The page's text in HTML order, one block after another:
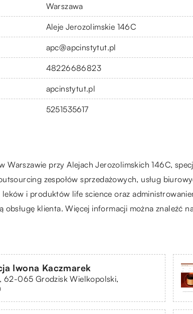
Warszawa
Aleje Jerozolimskie 146C
apc@apcinstytut.pl
48226686823
apcinstytut.pl
5251535617
Warszawie przy Alejach Jerozolimskich 146C,
zespołów sprzedażowych, usług
leków i produktów life science oraz
klienta. Więcej informacji można znaleźć
Iwona Kaczmarek
62-065 Grodzisk Wielkopolski,